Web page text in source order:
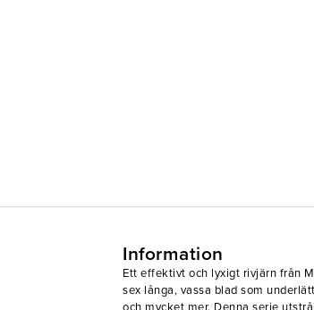
Information
Ett effektivt och lyxigt rivjärn från
sex långa, vassa blad som